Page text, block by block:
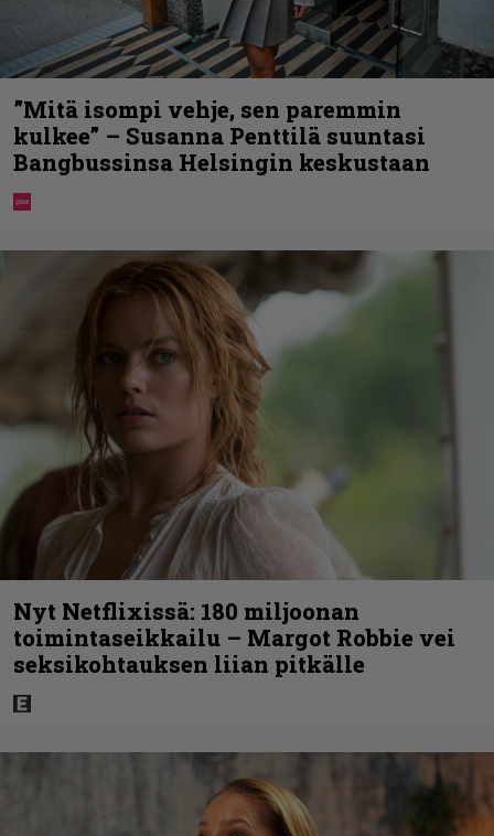
”Mitä isompi vehje, sen paremmin
kulkee” – Susanna Penttilä suuntasi
Bangbussinsa Helsingin keskustaan
Nyt Netflixissä: 180 miljoonan
toimintaseikkailu – Margot Robbie vei
seksikohtauksen liian pitkälle